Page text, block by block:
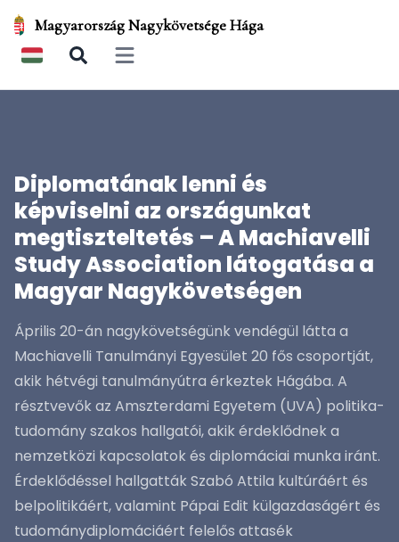
Magyarország Nagykövetsége Hága
Open main menu
Diplomatának lenni és
képviselni az országunkat
megtiszteltetés – A Machiavelli
Study Association látogatása a
Magyar Nagykövetségen
Április 20-án nagykövetségünk vendégül látta a
Machiavelli Tanulmányi Egyesület 20 fős csoportját,
akik hétvégi tanulmányútra érkeztek Hágába. A
résztvevők az Amszterdami Egyetem (UVA) politika-
tudomány szakos hallgatói, akik érdeklődnek a
nemzetközi kapcsolatok és diplomáciai munka iránt.
Érdeklődéssel hallgatták Szabó Attila kultúráért és
belpolitikáért, valamint Pápai Edit külgazdaságért és
tudománydiplomáciáért felelős attasék